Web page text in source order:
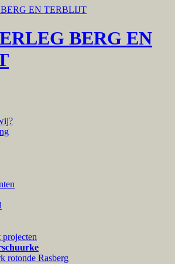
BERG EN
rotonde Rasberg